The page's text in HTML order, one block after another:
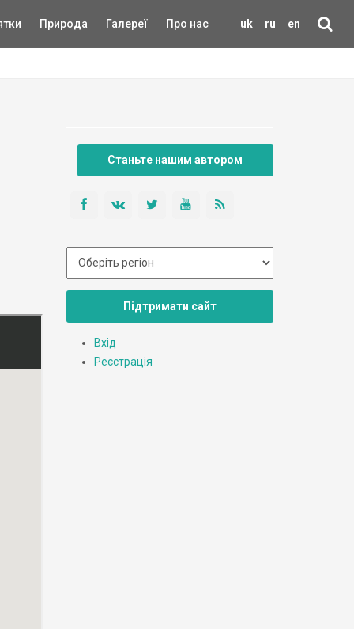
uk ru en
Природа Галереї Про нас
Станьте нашим автором
Підтримати сайт
Вхід
Реєстрація